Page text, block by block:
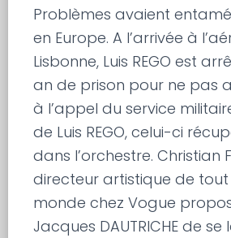
Problèmes avaient
en Europe. A l’arrivée à
Lisbonne, Luis REGO est
an de prison pour ne pas
à l’appel du service
de Luis REGO, celui-ci
dans l’orchestre. Christian
directeur artistique de
monde chez Vogue
Jacques DAUTRICHE de